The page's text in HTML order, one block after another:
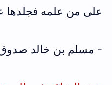
على من علمه فجلدها
- مسلم بن خالد صدوق